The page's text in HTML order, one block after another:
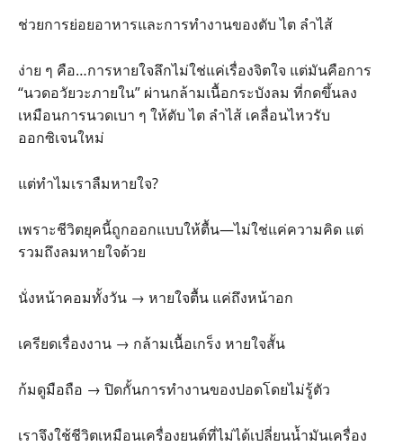
ช่วยการย่อยอาหารและการทำงานของตับ ไต ลำไส้
ง่าย ๆ คือ…การหายใจลึกไม่ใช่แค่เรื่องจิตใจ แต่มันคือการ
“นวดอวัยวะภายใน” ผ่านกล้ามเนื้อกระบังลม ที่กดขึ้นลง
เหมือนการนวดเบา ๆ ให้ตับ ไต ลำไส้ เคลื่อนไหวรับ
ออกซิเจนใหม่
แต่ทำไมเราลืมหายใจ?
เพราะชีวิตยุคนี้ถูกออกแบบให้ตื้น—ไม่ใช่แค่ความคิด แต่
รวมถึงลมหายใจด้วย
นั่งหน้าคอมทั้งวัน → หายใจตื้น แค่ถึงหน้าอก
เครียดเรื่องงาน → กล้ามเนื้อเกร็ง หายใจสั้น
ก้มดูมือถือ → ปิดกั้นการทำงานของปอดโดยไม่รู้ตัว
เราจึงใช้ชีวิตเหมือนเครื่องยนต์ที่ไม่ได้เปลี่ยนน้ำมันเครื่อง